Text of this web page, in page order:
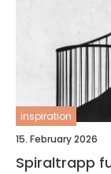
inspiration
15. February 2026
Spiraltrapp funksjon, form og fleksible